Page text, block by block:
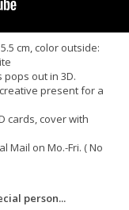
cm, color outside:
out in 3D.
present for a
cards, cover with
Mail on Mo.-Fri. ( No
person...